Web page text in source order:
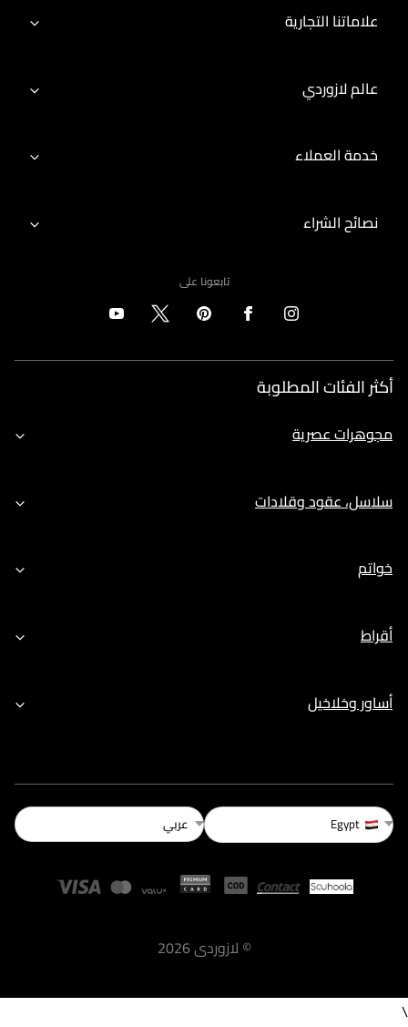
علاماتنا التجارية
عالم لازوردي
خدمة العملاء
نصائح الشراء
تابعونا على
أكثر الفئات المطلوبة
مجوهرات عصرية
سلاسل، عقود وقلادات
خواتم
أقراط
أساور وخلاخيل
Egypt عربي
© لازوردى2026
\